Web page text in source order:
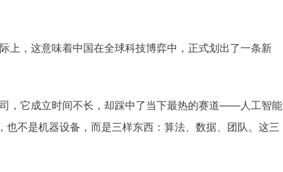
上，这意味着中国在全球科技博弈中，正式划出了一条新
，它成立时间不长，却踩中了当下最热的赛道——人工智能
不是机器设备，而是三样东西：算法、数据、团队。这三